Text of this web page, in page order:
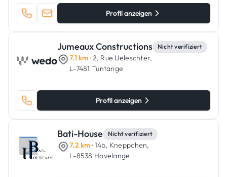
Profil anzeigen
Jumeaux Constructions Nicht verifiziert
7.1 km · 2, Rue Ueleschter,
L-7481 Tuntange
Profil anzeigen
Bati-House Nicht verifiziert
7.2 km · 14b, Kneppchen,
L-8538 Hovelange